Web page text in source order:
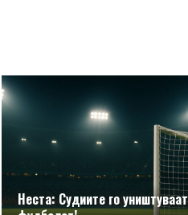
Неста: Судиите го уништуваат